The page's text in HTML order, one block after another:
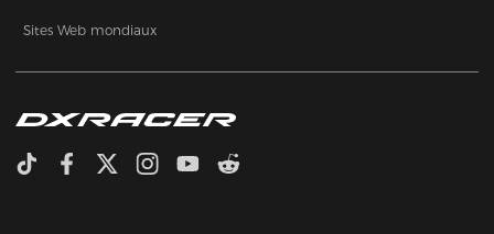
Sites Web mondiaux